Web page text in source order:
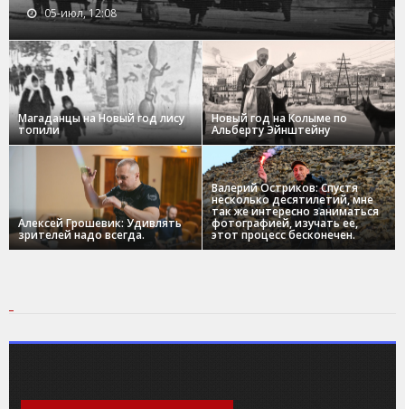
05-июл, 12:08
Магаданцы на Новый год лису
топили
Новый год на Колыме по
Альберту Эйнштейну
Алексей Грошевик: Удивлять
зрителей надо всегда.
Валерий Остриков: Спустя
несколько десятилетий, мне
так же интересно заниматься
фотографией, изучать ее,
этот процесс бесконечен.